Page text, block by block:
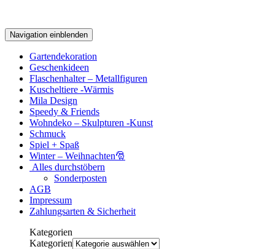
Navigation einblenden
Gartendekoration
Geschenkideen
Flaschenhalter – Metallfiguren
Kuscheltiere -Wärmis
Mila Design
Speedy & Friends
Wohndeko – Skulpturen -Kunst
Schmuck
Spiel + Spaß
Winter – Weihnachten🎅
Alles durchstöbern
Sonderposten
AGB
Impressum
Zahlungsarten & Sicherheit
Kategorien
Kategorien